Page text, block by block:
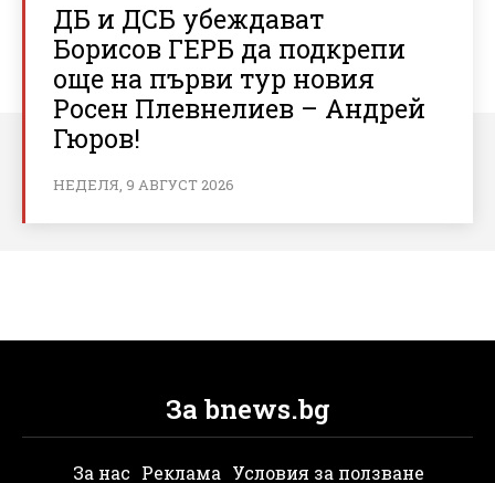
ДБ и ДСБ убеждават
Борисов ГЕРБ да подкрепи
още на първи тур новия
Росен Плевнелиев – Андрей
Гюров!
НЕДЕЛЯ, 9 АВГУСТ 2026
За bnews.bg
За нас Реклама Условия за ползване